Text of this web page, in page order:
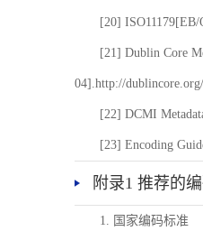
[20] ISO11179[EB/
[21] Dublin Core
04].http://
[22] DCMI
[23] Encoding
附录1 推荐的
1. 国家编码标准